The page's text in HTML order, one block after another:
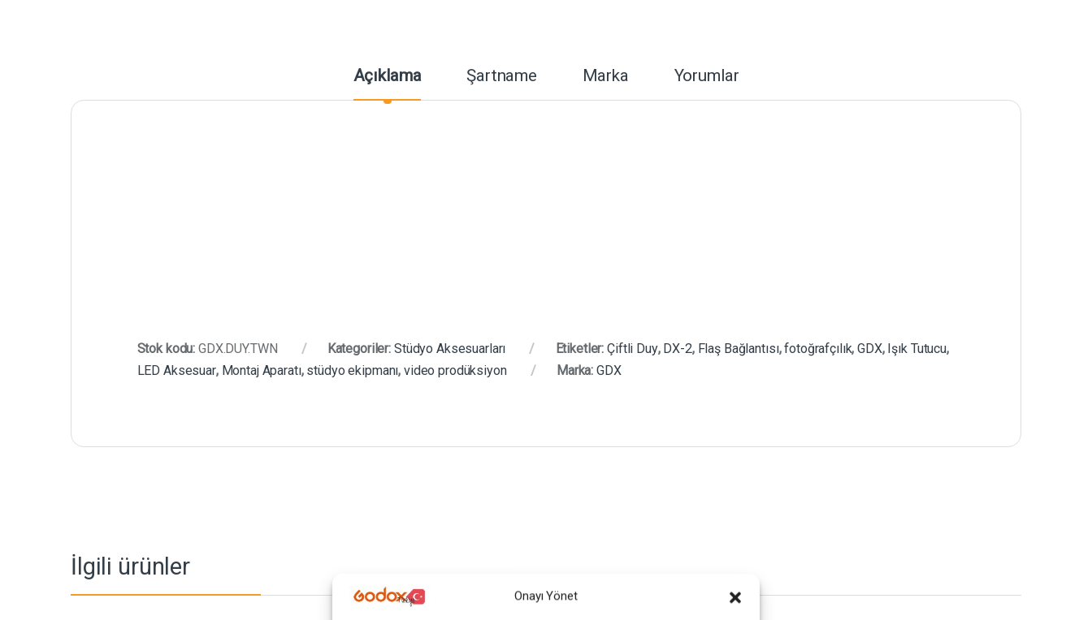
Onayı Yönet
Açıklama Şartname Marka Yorumlar
Stok kodu: GDX.DUY.TWN Kategoriler: Stüdyo Aksesuarları Etiketler:Çiftli Duy, DX-2, Flaş Bağlantısı,fotoğrafçılık,GDX, Işık Tutucu,
LED Aksesuar, Montaj Aparatı, stüdyo ekipmanı, video prodüksiyon Marka: GDX
İlgili ürünler